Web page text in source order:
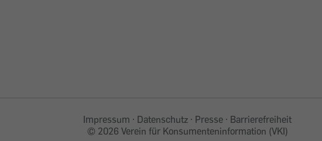
Impressum Datenschutz Presse
Barrierefreiheit
© 2026 Verein für Konsumenteninformation (VKI)